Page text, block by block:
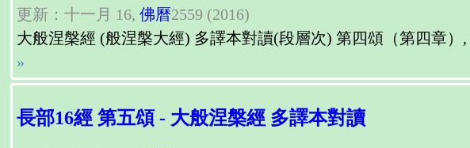
更新：十一月 16, 佛曆2559 (2016)
大般涅槃經 (般涅槃大經) 多譯本對讀(段層次) 第四頌（第四章）,
»
長部16經 第五頌 - 大般涅槃經 多譯本對讀